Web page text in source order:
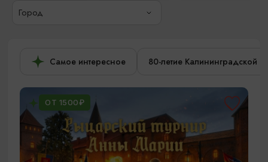
Город
Самое интересное 80-летие Калининградской
ОТ 1500₽